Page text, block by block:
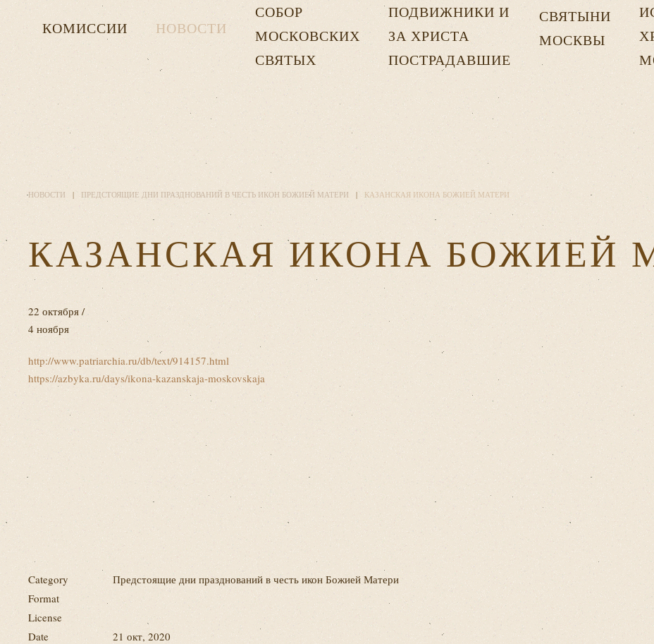
КОМИССИИ НОВОСТИ
СОБОР
МОСКОВСКИХ
СВЯТЫХ
ПОДВИЖНИКИ И
ЗА ХРИСТА
ПОСТРАДАВШИЕ
СВЯТЫНИ
МОСКВЫ
НОВОСТИ ПРЕДСТОЯЩИЕ ДНИ ПРАЗДНОВАНИЙ В ЧЕСТЬ ИКОН БОЖИЕЙ МАТЕРИ КАЗАНСКАЯ ИКОНА БОЖИЕЙ МАТЕРИ
КАЗАНСКАЯ ИКОНА БОЖИЕЙ
22 октября /
4 ноября
http://www.patriarchia.ru/db/text/914157.html
https://azbyka.ru/days/ikona-kazanskaja-moskovskaja
Category
Предстоящие дни празднований в честь икон Божией Матери
Format
License
Date
21 окт, 2020